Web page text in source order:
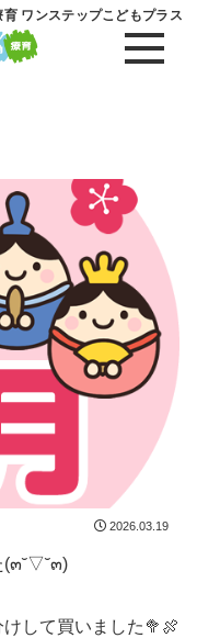
ワンステップこどもプラス
2026.03.19
(๓˘▽˘๓)
して買いました🥦🍖